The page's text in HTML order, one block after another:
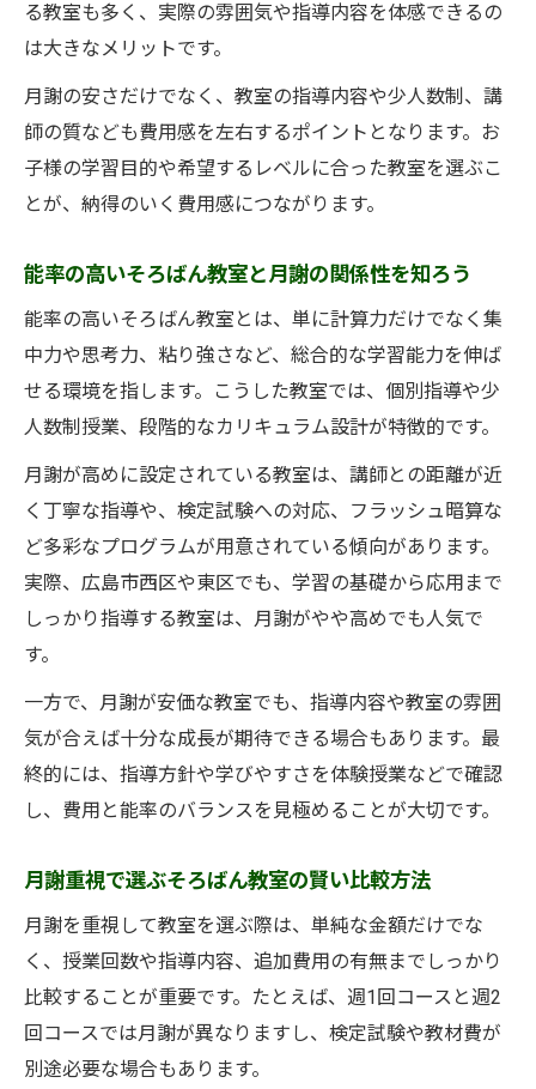
る教室も多く、実際の雰囲気や指導内容を体感できるの
は大きなメリットです。
月謝の安さだけでなく、教室の指導内容や少人数制、講
師の質なども費用感を左右するポイントとなります。お
子様の学習目的や希望するレベルに合った教室を選ぶこ
とが、納得のいく費用感につながります。
能率の高いそろばん教室と月謝の関係性を知ろう
能率の高いそろばん教室とは、単に計算力だけでなく集
中力や思考力、粘り強さなど、総合的な学習能力を伸ば
せる環境を指します。こうした教室では、個別指導や少
人数制授業、段階的なカリキュラム設計が特徴的です。
月謝が高めに設定されている教室は、講師との距離が近
く丁寧な指導や、検定試験への対応、フラッシュ暗算な
ど多彩なプログラムが用意されている傾向があります。
実際、広島市西区や東区でも、学習の基礎から応用まで
しっかり指導する教室は、月謝がやや高めでも人気で
す。
一方で、月謝が安価な教室でも、指導内容や教室の雰囲
気が合えば十分な成長が期待できる場合もあります。最
終的には、指導方針や学びやすさを体験授業などで確認
し、費用と能率のバランスを見極めることが大切です。
月謝重視で選ぶそろばん教室の賢い比較方法
月謝を重視して教室を選ぶ際は、単純な金額だけでな
く、授業回数や指導内容、追加費用の有無までしっかり
比較することが重要です。たとえば、週1回コースと週2
回コースでは月謝が異なりますし、検定試験や教材費が
別途必要な場合もあります。